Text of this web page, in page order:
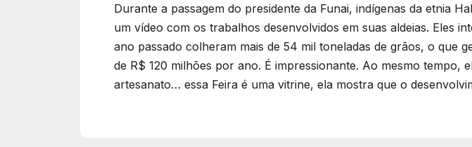
Durante a passagem do presidente da Funai, indígenas da etnia
um vídeo com os trabalhos desenvolvidos em suas aldeias. Eles
ano passado colheram mais de 54 mil toneladas de grãos, o que
de R$ 120 milhões por ano. É impressionante. Ao mesmo tempo,
artesanato… essa Feira é uma vitrine, ela mostra que o